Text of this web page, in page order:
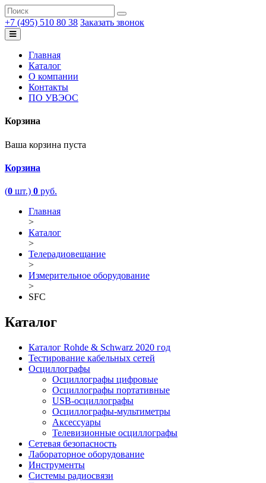
+7 (495) 510 80 38 Заказать звонок
Главная
Каталог
О компании
Контакты
ПО УВЭОС
Корзина
Ваша корзина пуста
Корзина
(0 шт.) 0 руб.
Главная
>
Каталог
>
Телерадиовещание
>
Измерительное оборудование
>
SFC
Каталог
Каталог Rohde & Schwarz 2020 год
Тестирование кабельных сетей
Осциллографы
Осциллографы цифровые
Осциллографы портативные
USB-осциллографы
Осциллографы-мультиметры
Аксессуары
Телевизионные осциллографы
Сетевая безопасность
Лабораторное оборудование
Инструменты
Системы радиосвязи